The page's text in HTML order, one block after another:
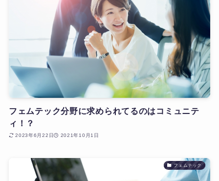
フェムテック分野に求められてるのはコミュニテ
ィ！？
2023年6月22日 2021年10月1日
フェムテック